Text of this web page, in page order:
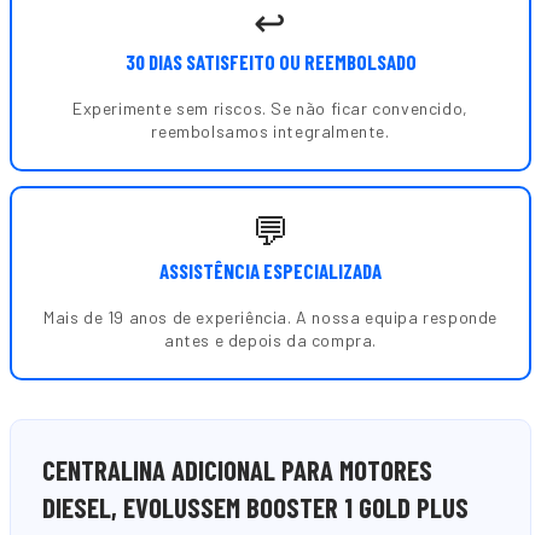
↩️
30 DIAS SATISFEITO OU REEMBOLSADO
Experimente sem riscos. Se não ficar convencido,
reembolsamos integralmente.
💬
ASSISTÊNCIA ESPECIALIZADA
Mais de 19 anos de experiência. A nossa equipa responde
antes e depois da compra.
CENTRALINA ADICIONAL PARA MOTORES
DIESEL, EVOLUSSEM BOOSTER 1 GOLD PLUS